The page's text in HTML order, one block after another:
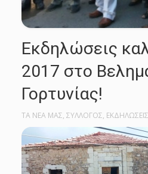
Εκδηλώσεις
2017 στο
Γορτυνίας!
ΤΑ ΝΕΑ ΜΑΣ, ΣΥΛΛΟΓΟΣ, ΕΚΔΗΛΩΣΕΙΣ